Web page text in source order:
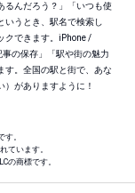
るんだろう？」「いつも使
いうとき、駅名で検索し
クできます。iPhone /
の保存」「駅や街の魅力
す。全国の駅と街で、あな
がありますように！
す。
ています。
の商標です。